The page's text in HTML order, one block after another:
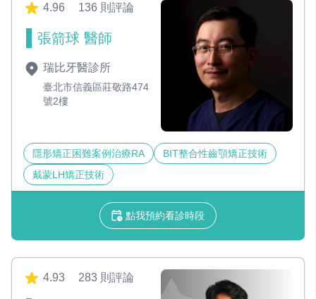
4.96 136 則評論
張箭球 醫師
瑞比牙醫診所
臺北市信義區莊敬路474
號2樓
隱形矯正困難案例治療RA
BIT整合性齒顎矯正技術
戴蒙LH矯正技術
點我預約看診時段
4.93 283 則評論